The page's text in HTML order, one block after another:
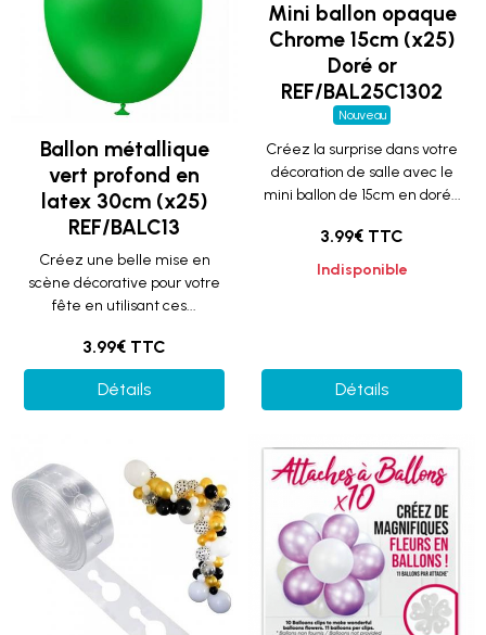
Ballon métallique
vert profond en
latex 30cm (x25)
REF/BALC13
Créez une belle mise en
scène décorative pour votre
fête en utilisant ces...
3.99€ TTC
Détails
Mini ballon opaque
Chrome 15cm (x25)
Doré or
REF/BAL25C1302
Nouveau
Créez la surprise dans votre
décoration de salle avec le
mini ballon de 15cm en doré...
3.99€ TTC
Indisponible
Détails